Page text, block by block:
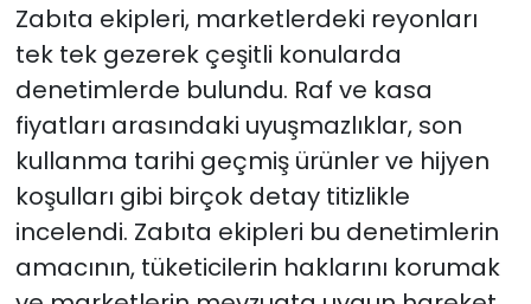
Zabıta ekipleri, marketlerdeki reyonları
tek tek gezerek çeşitli konularda
denetimlerde bulundu. Raf ve kasa
fiyatları arasındaki uyuşmazlıklar, son
kullanma tarihi geçmiş ürünler ve hijyen
koşulları gibi birçok detay titizlikle
incelendi. Zabıta ekipleri bu denetimlerin
amacının, tüketicilerin haklarını korumak